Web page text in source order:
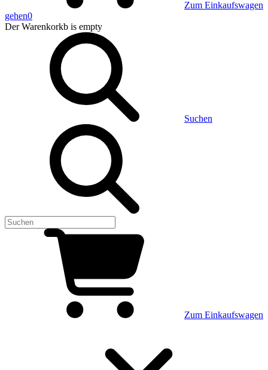
Zum Einkaufswagen
gehen0
Der Warenkorkb is empty
Suchen
Zum Einkaufswagen